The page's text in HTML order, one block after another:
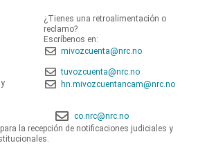
¿Tienes una retroalimentación o
reclamo?
Escríbenos en:
mivozcuenta@nrc.no
tuvozcuenta@nrc.no
hn.mivozcuentancam@nrc.no
co.nrc@nrc.no
la recepción de notificaciones judiciales y